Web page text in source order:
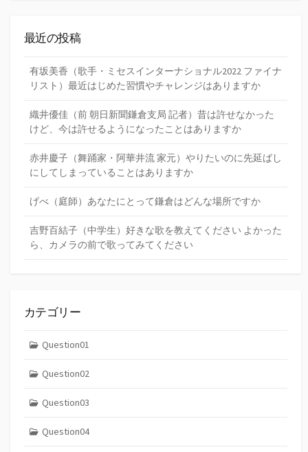
最近の投稿
有坂美香（歌手・ミセスインターナショナル2022 ファイナ
リスト）最近はじめた習慣やチャレンジはありますか
織井優佳（前 朝日新聞鎌倉支局 記者）昔は許せなかった
けど、今は許せるようになったことはありますか
赤井慶子（舞踊家・阿華井流 家元）やりたいのに先延ばし
にしてしまっていることはありますか
げべ（庭師）あなたにとって鎌倉はどんな場所ですか
吉野百結子（中学生）好きな歌を教えてください よかった
ら、カメラの前で歌ってみてください
カテゴリー
Question01
Question02
Question03
Question04